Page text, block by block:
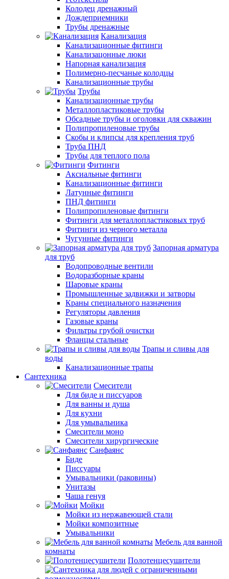
Колодец дренажный
Дождеприемники
Трубы дренажные
Канализация
Канализационные фитинги
Канализацонные люки
Напорная канализация
Полимерно-песчаные колодцы
Канализационные трубы
Трубы
Канализационные трубы
Металлопластиковые трубы
Обсадные трубы и оголовки для скважин
Полипропиленовые трубы
Скобы и клипсы для крепления труб
Труба ПНД
Трубы для теплого пола
Фитинги
Аксиальные фитинги
Канализационные фитинги
Латунные фитинги
ПНД фитинги
Полипропиленовые фитинги
Фитинги для металлопластиковых труб
Фитинги из черного металла
Чугунные фитинги
Запорная арматура
для труб
Водопроводные вентили
Водоразборные краны
Шаровые краны
Промышленные задвижки и затворы
Краны специального назначения
Регуляторы давления
Газовые краны
Фильтры грубой очистки
Фланцы стальные
Трапы и сливы для
воды
Канализационные трапы
Сантехника
Смесители
Для биде и писсуаров
Для ванны и душа
Для кухни
Для умывальника
Смесители моно
Смесители хирургические
Санфаянс
Биде
Писсуары
Умывальники (раковины)
Унитазы
Чаша генуя
Мойки
Мойки из нержавеющей стали
Мойки композитные
Умывальники
Мебель для ванной
комнаты
Полотенцесушители